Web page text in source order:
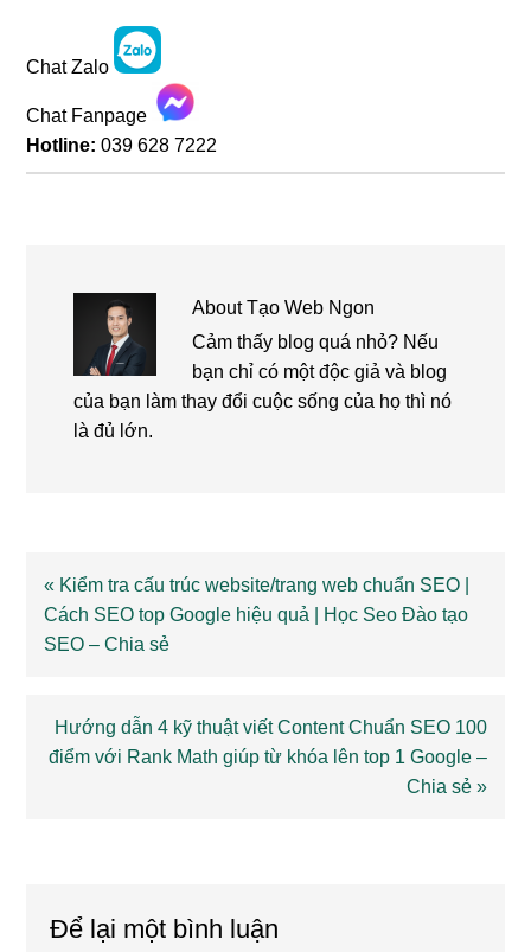
Chat Zalo
Chat Fanpage
Hotline: 039 628 7222
AboutTạo Web Ngon
Cảm thấy blog quá nhỏ? Nếu
bạn chỉ có một độc giả và blog
của bạn làm thay đổi cuộc sống của họ thì nó
là đủ lớn.
Previous
Post:
« Kiểm tra cấu trúc website/trang web chuẩn SEO |
Cách SEO top Google hiệu quả | Học Seo Đào tạo
SEO – Chia sẻ
Next
Post:
Hướng dẫn 4 kỹ thuật viết Content Chuẩn SEO 100
điểm với Rank Math giúp từ khóa lên top 1 Google –
Chia sẻ »
Để lại một bình luận